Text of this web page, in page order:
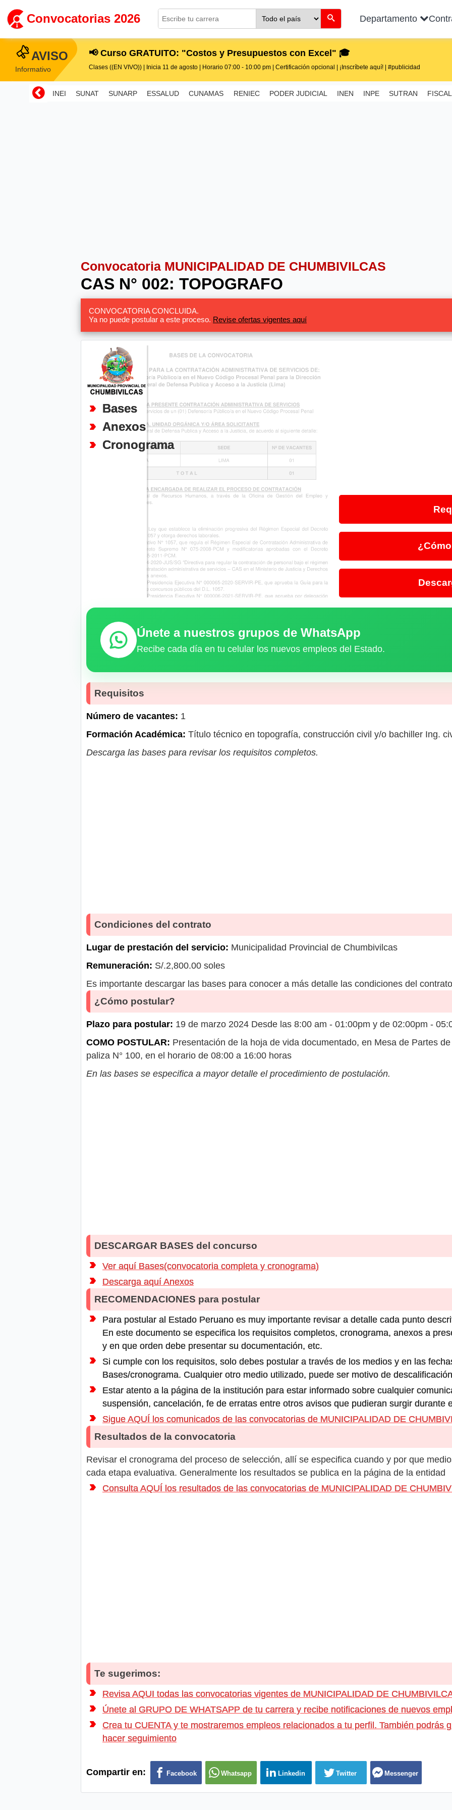
Convocatorias 2026 Departamento
AVISO
Informativo
📢 Curso GRATUITO: "Costos y Presupuestos con Excel" 🎓
Clases ((EN VIVO)) | Inicia 11 de agosto | Horario 07:00 - 10:00 pm | Certificación opcional | ¡Inscríbete aquí! | #publicidad
INEI SUNAT SUNARP ESSALUD CUNAMAS RENIEC PODER JUDICIAL INEN INPE SUTRAN
Convocatoria MUNICIPALIDAD DE CHUMBIVILCAS
CAS N° 002: TOPOGRAFO
CONVOCATORIA CONCLUIDA.
Ya no puede postular a este proceso. Revise ofertas vigentes aquí
Bases
Anexos
Cronograma
Únete a nuestros grupos de WhatsApp
Recibe cada día en tu celular los nuevos empleos del Estado.
Requisitos
Número de vacantes: 1
Formación Académica: Título técnico en topografía, construcción civil y/o bachiller Ing.
Descarga las bases para revisar los requisitos completos.
Condiciones del contrato
Lugar de prestación del servicio: Municipalidad Provincial de Chumbivilcas
Remuneración: S/.2,800.00 soles
Es importante descargar las bases para conocer a más detalle las condiciones del
¿Cómo postular?
Plazo para postular: 19 de marzo 2024 Desde las 8:00 am - 01:00pm y de 02:00pm -
COMO POSTULAR: Presentación de la hoja de vida documentado, en Mesa de Partes
paliza N° 100, en el horario de 08:00 a 16:00 horas
En las bases se especifica a mayor detalle el procedimiento de postulación.
DESCARGAR BASES del concurso
Ver aquí Bases(convocatoria completa y cronograma)
Descarga aquí Anexos
RECOMENDACIONES para postular
Para postular al Estado Peruano es muy importante revisar a detalle cada punto
En este documento se especifica los requisitos completos, cronograma, anexos a
y en que orden debe presentar su documentación, etc.
Si cumple con los requisitos, solo debes postular a través de los medios y en las
Bases/cronograma. Cualquier otro medio utilizado, puede ser motivo de
Estar atento a la página de la institución para estar informado sobre cualquier
suspensión, cancelación, fe de erratas entre otros avisos que pudieran surgir durante
Sigue AQUÍ los comunicados de las convocatorias de MUNICIPALIDAD DE
Resultados de la convocatoria
Revisar el cronograma del proceso de selección, allí se especifica cuando y por que
cada etapa evaluativa. Generalmente los resultados se publica en la página de la entidad
Consulta AQUÍ los resultados de las convocatorias de MUNICIPALIDAD DE
Te sugerimos:
Revisa AQUI todas las convocatorias vigentes de MUNICIPALIDAD DE
Únete al GRUPO DE WHATSAPP de tu carrera y recibe notificaciones de nuevos
Crea tu CUENTA y te mostraremos empleos relacionados a tu perfil. También podrás
hacer seguimiento
Compartir en: Facebook Whatsapp Linkedin Twitter Messenger